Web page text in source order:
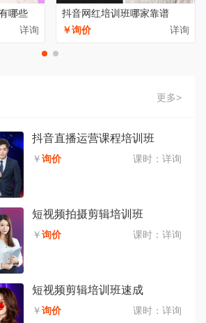
哪些
详询
抖音网红培训班哪家靠谱
￥询价
详询
更多>
抖音直播运营课程培训班
￥询价 课时： 详询
短视频拍摄剪辑培训班
￥询价 课时： 详询
短视频剪辑培训班速成
￥询价 课时： 详询